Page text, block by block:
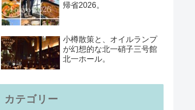
帰省2026。
小樽散策と、オイルランプ
が幻想的な北一硝子三号館
北一ホール。
カテゴリー